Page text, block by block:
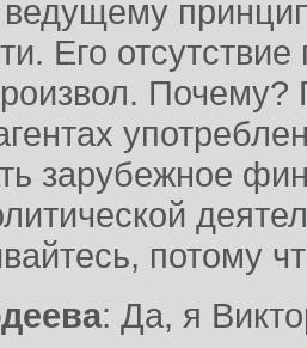
ведущему
Его отсутствие
Почему?
зарубежное
потому
: Да, я